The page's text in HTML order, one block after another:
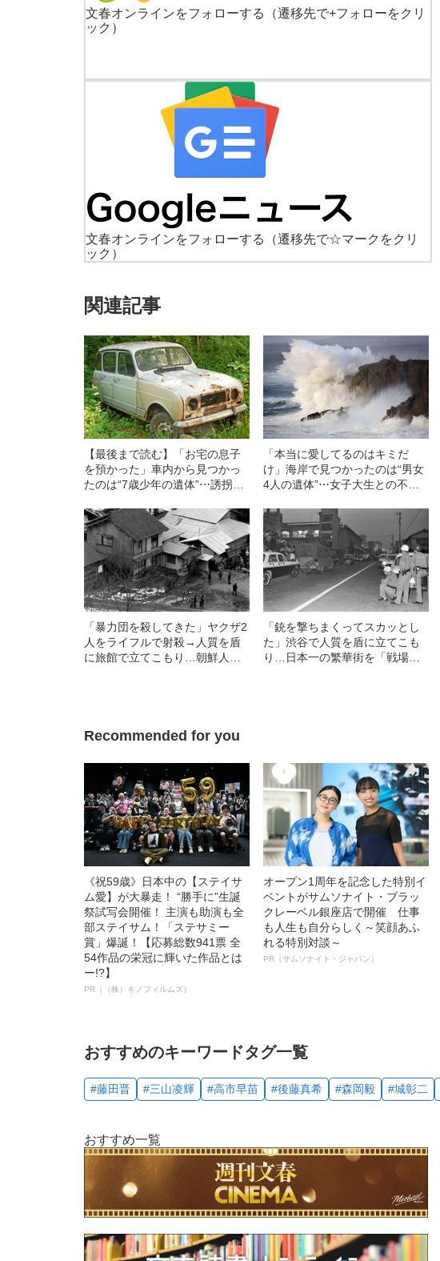
文春オンラインをフォローする
（遷移先で+フォローをクリ
ック）
文春オンラインをフォローする
（遷移先で☆マークをクリ
ック）
関連記事
【最後まで読む】「お宅の息子
を預かった」車内から見つかっ
たのは“7歳少年の遺体”⋯誘拐犯
由（昭和35年の事件）
「本当に愛してるのはキミだ
け」海岸で見つかったのは“男女
4人の遺体”⋯女子大生との不倫
助教授の末路』（昭和48年の事
件）
「暴力団を殺してきた」ヤクザ2
人をライフルで射殺→人質を盾
に旅館で立てこもり…朝鮮人差
「銃を撃ちまくってスカッとし
た」渋谷で人質を盾に立てこも
り…日本一の繁華街を「戦場に
Recommended for you
《祝59歳》日本中の【ステイサ
ム愛】が大暴走！ “勝手に”生誕
祭試写会開催！ 主演も助演も全
部ステイサム！「ステサミー
賞」爆誕！【応募総数941票 全
54作品の栄冠に輝いた作品とは
ー!?】
PR（（株）キノフィルムズ）
オープン1周年を記念した特別イ
ベントがサムソナイト・ブラッ
クレーベル銀座店で開催 仕事
も人生も自分らしく～笑顔あふ
れる特別対談～
PR（サムソナイト・ジャパン）
おすすめのキーワードタグ一覧
#藤田晋 #三山凌輝 #高市早苗 #後藤真希 #森岡毅 #城彰二
おすすめ一覧